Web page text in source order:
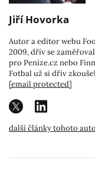
Jiří Hovorka
Autor a editor webu
2009, dřív se
pro Peníze.cz nebo
Fotbal už si dřív
[email protected]
další články tohoto